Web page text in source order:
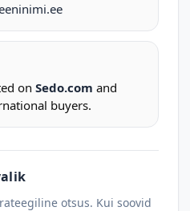
on Sedo.com and
buyers.
otsus. Kui soovid